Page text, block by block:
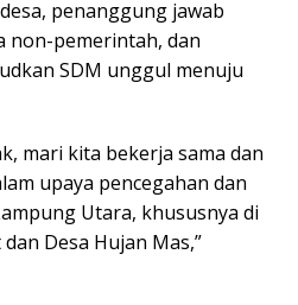
penanggung jawab
non-pemerintah, dan
SDM unggul menuju
mari kita bekerja sama dan
upaya pencegahan dan
Utara, khususnya di
Desa Hujan Mas,”